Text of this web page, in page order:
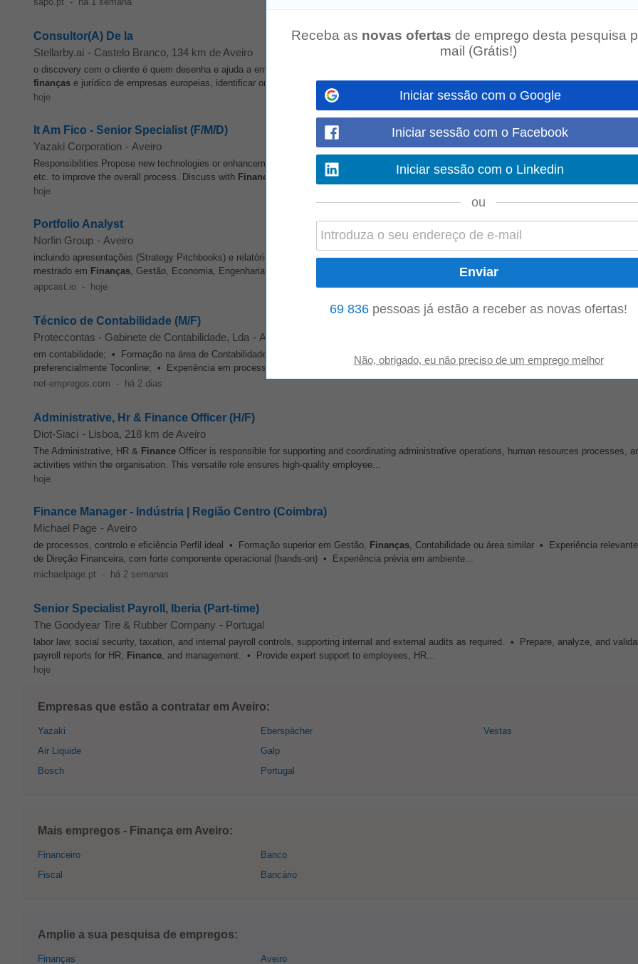
Consultor(A) De Ia
Stellarby.ai - Castelo Branco, 134 km de Aveiro
o discovery com o cliente é quem desenha e ajuda a entregar a solução. Vais trabalhar diretamente com fundadores e equipas de operações,
finanças e jurídico de empresas europeias, identificar onde a IA gera valor real, e acompanhar o projeto desde...
hoje
It Am Fico - Senior Specialist (F/M/D)
Yazaki Corporation - Aveiro
Responsibilities Propose new technologies or enhancements to existing technologies. Initiates the adoption of new processes, documents,
etc. to improve the overall process. Discuss with Finance
Integration Leads and Project Managers business...
hoje
Portfolio Analyst
Norfin Group - Aveiro
incluindo apresentações (Strategy Pitchbooks) e relatórios de atualização de desempenho (Performance Update Reports). Perfil Pretendido: •
mestrado em Finanças, Gestão, Economia, Engenharia ou Matemática. • Sólidos conhecimentos...
appcast.io - hoje
Técnico de Contabilidade (M/F)
Proteccontas - Gabinete de Contabilidade, Lda - Aveiro
em contabilidade; • Formação na área de Contabilidade,
, Gestão ou similar; • Conhecimentos de software de gestão contabilística,
preferencialmente Toconline; • Experiência em processamento de salários e gestão de Recursos Humanos; • Bons conhecimentos...
net-empregos.com - há 2 dias
Administrative, Hr & Finance Officer (H/F)
Diot-Siaci - Lisboa, 218 km de Aveiro
The Administrative, HR & Finance Officer is responsible for supporting and coordinating administrative operations, human resources processes,
activities within the organisation. This versatile role ensures high-quality employee...
hoje
Finance Manager - Indústria | Região Centro (Coimbra)
Michael Page - Aveiro
de processos, controlo e eficiência Perfil ideal • Formação superior em Gestão, Finanças, Contabilidade ou área similar • Experiência
de Direção Financeira, com forte componente operacional (hands-on) • Experiência prévia em ambiente...
michaelpage.pt - há 2 semanas
Senior Specialist Payroll, Iberia (Part-time)
The Goodyear Tire & Rubber Company - Portugal
labor law, social security, taxation, and internal payroll controls, supporting internal and external audits as required. • Prepare, analyze, and
payroll reports for HR, Finance, and management. • Provide expert support to employees, HR...
hoje
Empresas que estão a contratar em Aveiro:
Yazaki
Air Liquide
Bosch
Eberspächer
Galp
Portugal
Vestas
Mais empregos - Finança em Aveiro:
Financeiro
Fiscal
Banco
Bancário
Amplie a sua pesquisa de empregos:
Finanças Aveiro
Receba as novas ofertas de emprego desta pesquisa
mail (Grátis!)
Iniciar sessão com o Google
Iniciar sessão com o Facebook
Iniciar sessão com o Linkedin
ou
69 836 pessoas já estão a receber as novas ofertas!